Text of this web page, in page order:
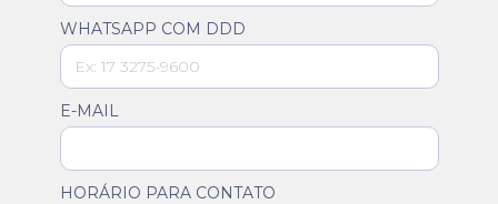
WHATSAPP COM DDD
E-MAIL
HORÁRIO PARA CONTATO